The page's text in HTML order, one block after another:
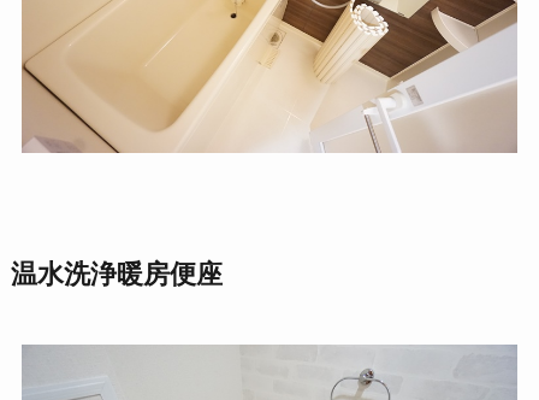
温水洗浄暖房便座